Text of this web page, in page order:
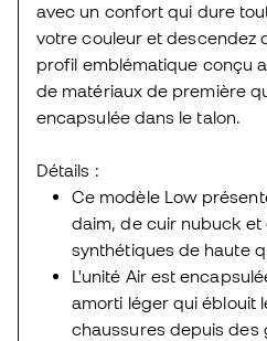
avec un confort qui dure
votre couleur et descendez
profil emblématique conçu
de matériaux de première
encapsulée dans le talon.
Détails :
Ce modèle Low
daim, de cuir nubuck et
synthétiques de haute
L'unité Air est
amorti léger qui éblouit
chaussures depuis des